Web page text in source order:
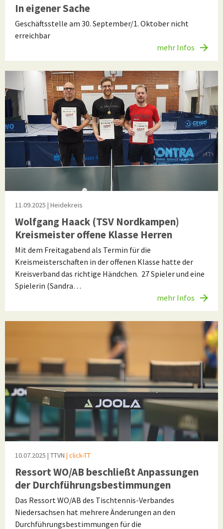
In eigener Sache
Geschäftsstelle am 30. September/1. Oktober nicht
erreichbar
mehr Infos
11.09.2025 | Heidekreis
Wolfgang Haack (TSV Nordkampen)
Kreismeister offene Klasse Herren
Mit dem Freitagabend als Termin für die
Kreismeisterschaften in der offenen Klasse hatte der
Kreisverband das richtige Händchen. 27 Spieler und eine
Spielerin (Sandra…
mehr Infos
10.07.2025 | TTVN | click-TT
Ressort WO/AB beschließt Anpassungen
der Durchführungsbestimmungen
Das Ressort WO/AB des Tischtennis-Verbandes
Niedersachsen hat mehrere Änderungen an den
Durchführungsbestimmungen für die